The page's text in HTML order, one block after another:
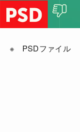
※ PSDファイル